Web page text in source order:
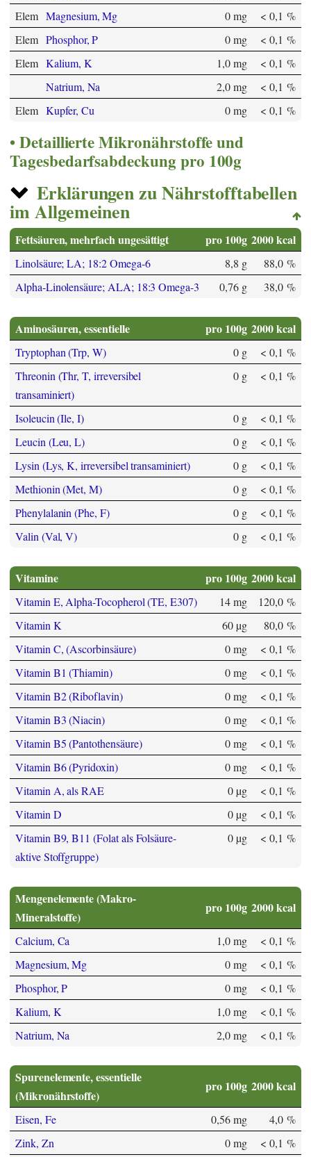
Elem Magnesium, Mg 0 mg
< 0,1 %
Elem Phosphor, P 0 mg
< 0,1 %
Elem Kalium, K 1,0 mg
< 0,1 %
Natrium, Na
2,0 mg
< 0,1 %
Elem Kupfer, Cu 0 mg < 0,1 %
Detaillierte Mikronährstoffe und
Tagesbedarfsabdeckung pro 100g
Erklärungen zu Nährstofftabellen
im Allgemeinen
Fettsäuren, mehrfach ungesättigt pro 100g 2000 kcal
Linolsäure; LA; 18:2 Omega-6 8,8 g
88,0 %
Alpha-Linolensäure; ALA; 18:3 Omega-3
0,76 g 38,0 %
Aminosäuren, essentielle pro 100g 2000 kcal
Tryptophan (Trp, W) 0 g
< 0,1 %
Threonin (Thr, T, irreversibel
transaminiert)
0 g < 0,1 %
Isoleucin (Ile, I) 0 g
< 0,1 %
Leucin (Leu, L)
0 g
< 0,1 %
Lysin (Lys, K, irreversibel transaminiert)
0 g
< 0,1 %
Methionin (Met, M)
0 g
< 0,1 %
Phenylalanin (Phe, F)
0 g
< 0,1 %
Valin (Val, V)
0 g < 0,1 %
Vitamine pro 100g 2000 kcal
Vitamin E, Alpha-Tocopherol (TE, E307) 14 mg
120,0 %
Vitamin K
60 µg
80,0 %
Vitamin C, (Ascorbinsäure)
0 mg
< 0,1 %
Vitamin B1 (Thiamin)
0 mg
< 0,1 %
Vitamin B2 (Riboflavin)
0 mg
< 0,1 %
Vitamin B3 (Niacin)
0 mg
< 0,1 %
Vitamin B5 (Pantothensäure)
0 mg
< 0,1 %
Vitamin B6 (Pyridoxin)
0 mg
< 0,1 %
Vitamin A, als RAE
0 µg
< 0,1 %
Vitamin D
0 µg
< 0,1 %
Vitamin B9, B11 (Folat als Folsäure-
aktive Stoffgruppe)
0 µg < 0,1 %
Mengenelemente (Makro-
Mineralstoffe)
pro 100g 2000 kcal
Calcium, Ca 1,0 mg
< 0,1 %
Magnesium, Mg
0 mg
< 0,1 %
Phosphor, P
0 mg
< 0,1 %
Kalium, K
1,0 mg
< 0,1 %
Natrium, Na
2,0 mg < 0,1 %
Spurenelemente, essentielle
(Mikronährstoffe)
pro 100g 2000 kcal
Eisen, Fe 0,56 mg
4,0 %
Zink, Zn
0 mg < 0,1 %